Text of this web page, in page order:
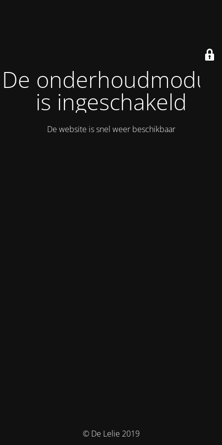
De onderhoudmodus
is ingeschakeld
De website is snel weer beschikbaar
© De Lelie 2019